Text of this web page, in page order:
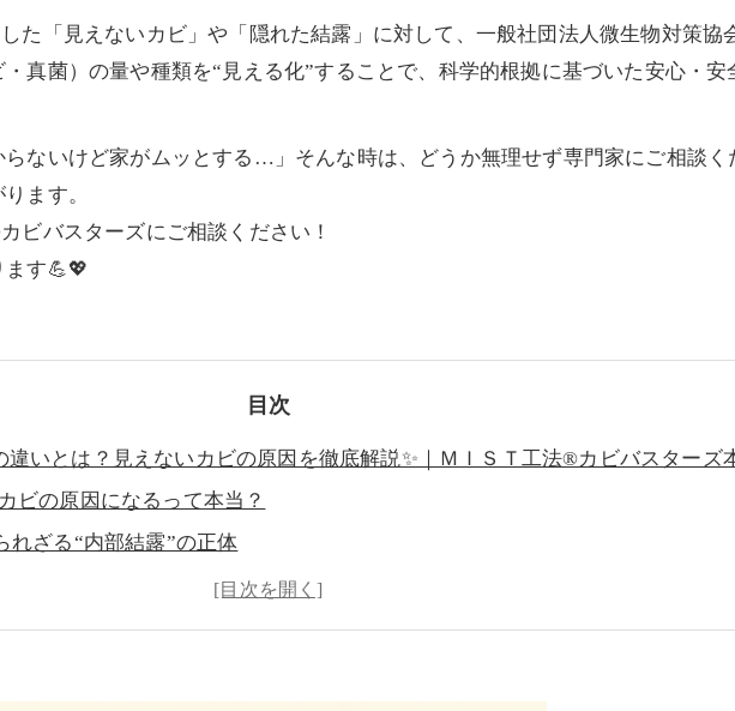
た「見えないカビ」や「隠れた結露」に対して、一般社団法人微生物対策協
真菌）の量や種類を“見える化”することで、科学的根拠に基づいた安心・安
ないけど家がムッとする…」そんな時は、どうか無理せず専門家にご相談く
ます。
ビバスターズにご相談ください！
す💪💖
目次
違いとは？見えないカビの原因を徹底解説✨｜ＭＩＳＴ工法®カビバスターズ
ビの原因になるって本当？
ざる“内部結露”の正体
水滴だけじゃない！
比較！チェックリストで確認しよう